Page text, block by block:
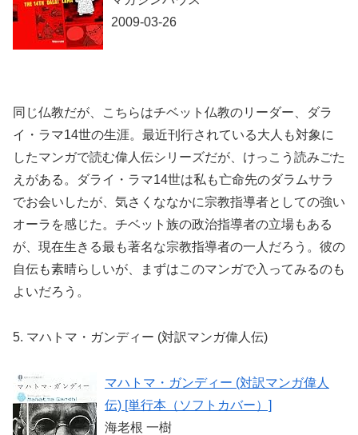
2009-03-26
同じ仏教だが、こちらはチベット仏教のリーダー、ダラ
イ・ラマ14世の生涯。最近刊行されている大人も対象に
したマンガで読む偉人伝シリーズだが、けっこう読みごた
えがある。ダライ・ラマ14世は私も亡命先のダラムサラ
でお会いしたが、気さくななかに宗教指導者としての強い
オーラを感じた。チベット族の政治指導者の立場もある
が、現在生きる最も著名な宗教指導者の一人だろう。彼の
自伝も素晴らしいが、まずはこのマンガで入ってみるのも
よいだろう。
5. マハトマ・ガンディー (対訳マンガ偉人伝)
マハトマ・ガンディー (対訳マンガ偉人
伝) [単行本（ソフトカバー）]
海老根 一樹